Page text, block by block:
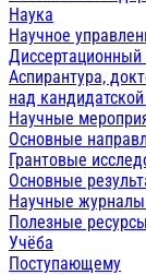
Наука
Научное
Диссертационный
Аспирантура,
над
Научные
Основные
Грантовые
Основные
Научные
Полезные ресурсы
Учёба
Поступающему